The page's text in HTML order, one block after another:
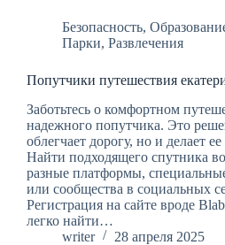
Безопасность,
Парки, Развлечения
Попутчики путешествия
Заботьтесь о комфортном
надежного попутчика. Это
облегчает дорогу, но и делает
Найти подходящего спутника
разные платформы,
или сообщества в социальных
Регистрация на сайте вроде
легко найти…
writer
28 апреля 2025